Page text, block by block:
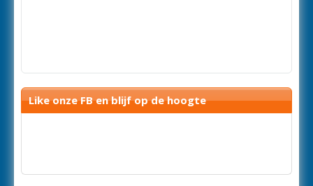
Like onze FB en blijf op de hoogte